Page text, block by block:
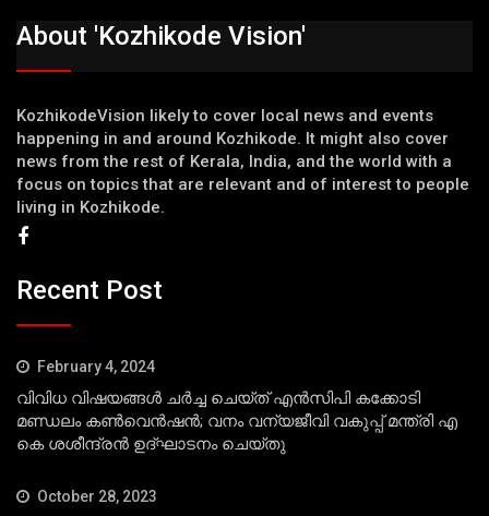
About 'Kozhikode Vision'
KozhikodeVision likely to cover local news and events
happening in and around Kozhikode. It might also cover
news from the rest of Kerala, India, and the world with a
focus on topics that are relevant and of interest to people
living in Kozhikode.
Recent Post
February 4, 2024
വിവിധ വിഷയങ്ങള്‍ ചര്‍ച്ച ചെയ്ത് എന്‍സിപി കക്കോടി
മണ്ഡലം കണ്‍വെന്‍ഷന്‍; വനം വന്യജീവി വകുപ്പ് മന്ത്രി എ
കെ ശശീന്ദ്രന്‍ ഉദ്ഘാടനം ചെയ്തു
October 28, 2023